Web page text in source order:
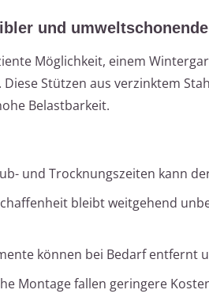
und
Möglichkeit, einem
Stützen aus verzinktem
Belastbarkeit.
und Trocknungszeiten kann
bleibt weitgehend
können bei Bedarf entfernt
Montage fallen geringere